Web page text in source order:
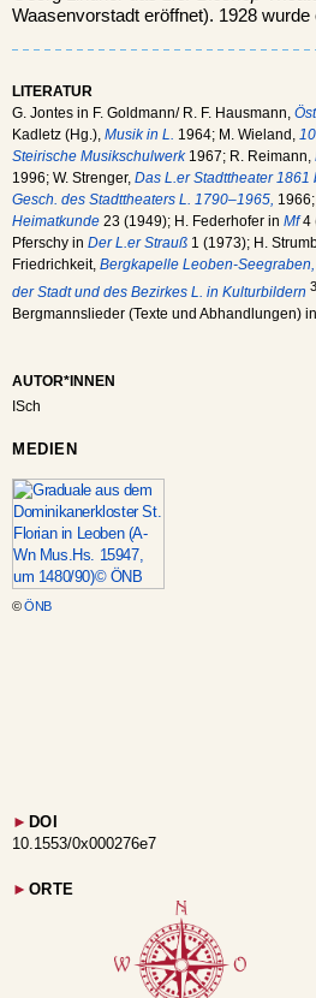
Waasenvorstadt eröffnet). 1928
LITERATUR
G. Jontes in F. Goldmann/ R. F. Hausmann,
Kadletz (Hg.), Musik in L. 1964; M. Wieland,
Steirische Musikschulwerk1967; R. Reimann,
1996; W. Strenger, Das L.er Stadttheater 1861
Gesch. des Stadttheaters L. 1790–1965,
Heimatkunde 23 (1949); H. Federhofer in Mf4
Pferschy in Der L.er Strauß 1 (1973); H.
Friedrichkeit, Bergkapelle Leoben-Seegraben,
der Stadt und des Bezirkes L. in Kulturbildern 3
Bergmannslieder (Texte und Abhandlungen) in
AUTOR*INNEN
ISch
MEDIEN
©ÖNB
► DOI
10.1553/0x000276e7
► ORTE